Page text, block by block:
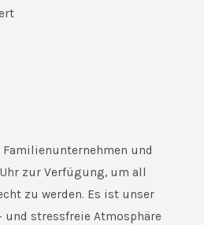
und
zur Verfügung, um all
zu werden. Es ist unser
und stressfreie Atmosphäre